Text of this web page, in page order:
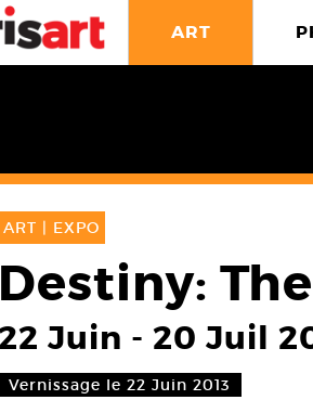
ART
ART | EXPO
Destiny: The
22 Juin - 20 Juil
Vernissage le 22 Juin 2013